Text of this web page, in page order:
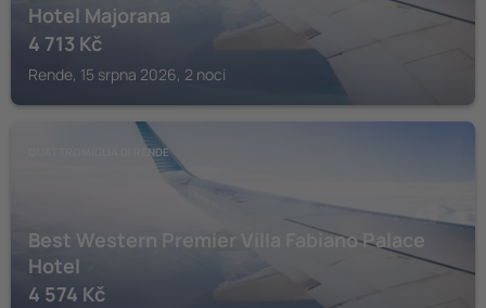
Hotel Majorana
4 713 Kč
Rende, 15 srpna 2026, 2 noci
QUATTROMIGLIA DI RENDE
Best Western Premier Villa Fabiano Palace
Hotel
4 574 Kč